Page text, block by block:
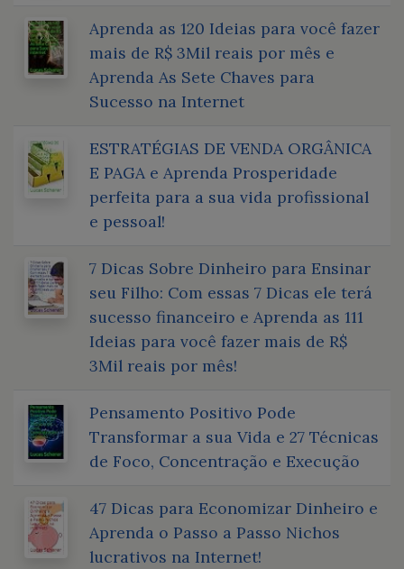
Aprenda as 120 Ideias para você fazer
mais de R$ 3Mil reais por mês e
Aprenda As Sete Chaves para
Sucesso na Internet
ESTRATÉGIAS DE VENDA ORGÂNICA
E PAGA e Aprenda Prosperidade
perfeita para a sua vida profissional
e pessoal!
7 Dicas Sobre Dinheiro para Ensinar
seu Filho: Com essas 7 Dicas ele terá
sucesso financeiro e Aprenda as 111
Ideias para você fazer mais de R$
3Mil reais por mês!
Pensamento Positivo Pode
Transformar a sua Vida e 27 Técnicas
de Foco, Concentração e Execução
47 Dicas para Economizar Dinheiro e
Aprenda o Passo a Passo Nichos
lucrativos na Internet!